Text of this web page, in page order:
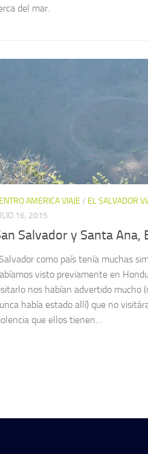
del mar.
AMERICA VIAJE / EL SALVADOR
16, 2015
Salvador y Santa Ana,
como país tenía muchas
visto previamente en
nos habían advertido mucho
había estado allí) que no
que ellos tienen…